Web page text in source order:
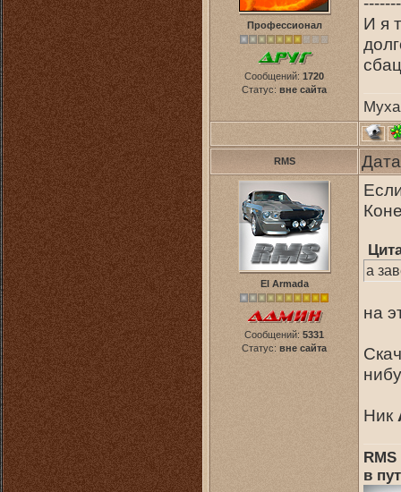
Профессионал
Сообщений: 1720
Статус: вне сайта
И я
RMS
El Armada
Сообщений: 5331
Статус: вне сайта
а
на
Ник
в